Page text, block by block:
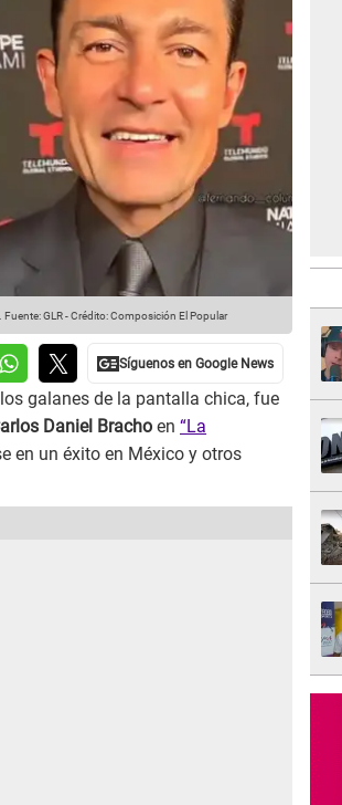
Fuente: GLR-Crédito: Composición El Popular
galanes de la pantalla chica, fue
Daniel Bracho en “La
en un éxito en México y otros